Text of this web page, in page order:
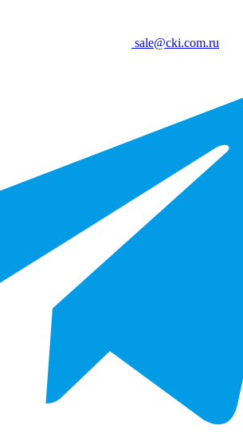
sale@cki.com.ru